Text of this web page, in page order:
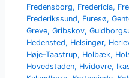
Fredensborg, Fredericia,
Frederikssund, Furesø,
Greve,Gribskov,
Hedensted, Helsingør,
Høje-Taastrup, Holbæk,
Hovedstaden, Hvidovre,